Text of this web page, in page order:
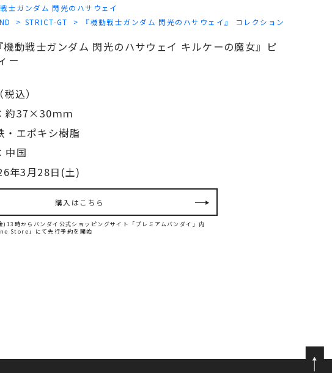
士ガンダム 閃光のハサウェイ
STRICT-GT 『機動戦士ガンダム 閃光のハサウェイ』 コレクション
動戦士ガンダム 閃光のハサウェイ キルケーの魔女』ピ
ー
（税込）
約37×30ｍｍ
・エポキシ樹脂
中国
年3月28日(土)
購入はこちら
時からバンダイ公式ショッピングサイト「プレミアムバンダイ」内
Store」にて先行予約を開始